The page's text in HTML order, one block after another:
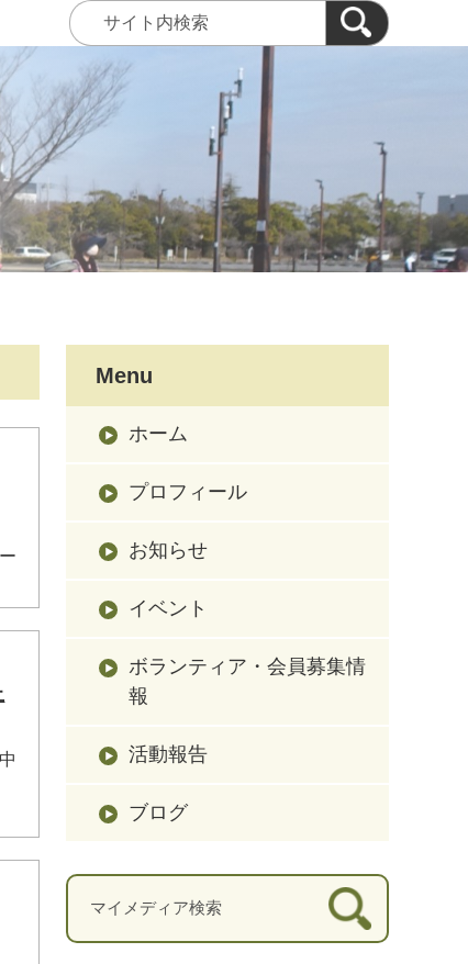
Menu
ホーム
プロフィール
お知らせ
イベント
ボランティア・会員募集情
報
活動報告
ブログ